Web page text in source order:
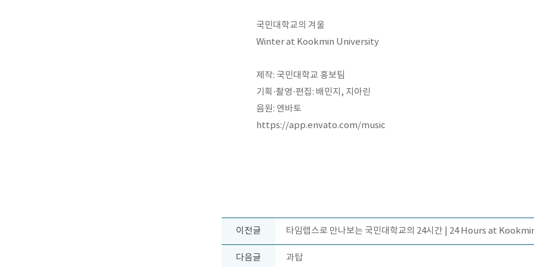
국민대학교의 겨울
Winter at Kookmin University
제작: 국민대학교 홍보팀
기획·촬영·편집: 배민지, 지아린
음원: 엔바토
https://app.envato.com/music
이전글 타임랩스로 만나보는 국민대학교의 24시간 | 24 Hours at
다음글 과탑